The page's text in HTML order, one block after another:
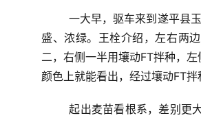
一大早，驱车来到遂平县
盛、浓绿。王栓介绍，左右两
二，右侧一半用壤动FT拌种，
颜色上就能看出，经过壤动FT
起出麦苗看根系，差别更